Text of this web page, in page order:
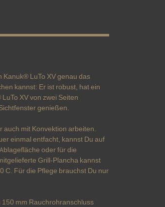
LuTo XV genau das
kannst: Er ist robust, hat ein
XV von zwei Seiten
genießen.
auch mit Konvektion arbeiten.
einmal entfacht, kannst Du auf
oder für die
Grill-Plancha kannst
C. Für die Pflege brauchst Du nur
mm Rauchrohranschluss